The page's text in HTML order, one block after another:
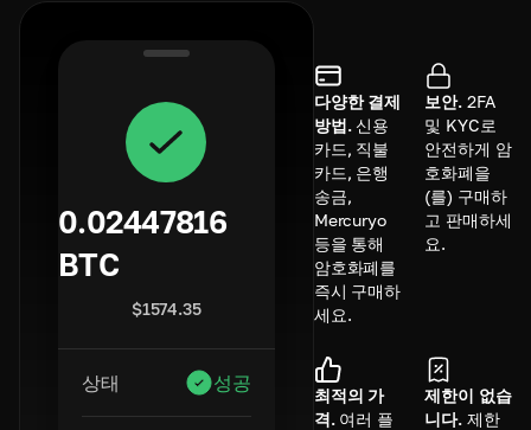
0.02447816
BTC
$1574.35
상태 성공
다양한 결제
방법. 신용
카드, 직불
카드, 은행
송금,
Mercuryo
등을 통해
암호화폐를
즉시 구매하
세요.
보안. 2FA
및 KYC로
안전하게 암
호화폐을
(를) 구매하
고 판매하세
요.
최적의 가
격. 여러 플
제한이 없습
니다. 제한